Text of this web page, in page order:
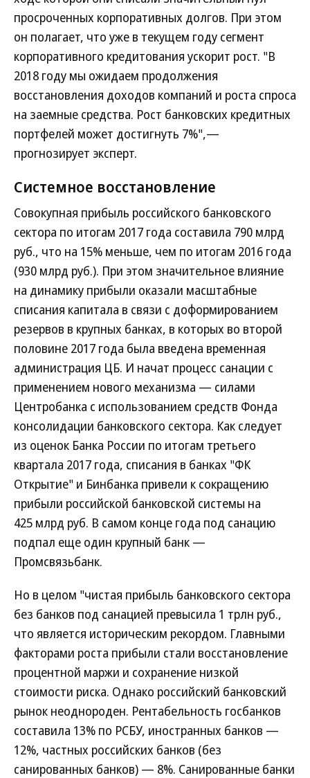
просроченных корпоративных долгов. При этом
он полагает, что уже в текущем году сегмент
корпоративного кредитования ускорит рост. "В
2018 году мы ожидаем продолжения
восстановления доходов компаний и роста спроса
на заемные средства. Рост банковских кредитных
портфелей может достигнуть 7%",—
прогнозирует эксперт.
Системное восстановление
Совокупная прибыль российского банковского
сектора по итогам 2017 года составила 790 млрд
руб., что на 15% меньше, чем по итогам 2016 года
(930 млрд руб.). При этом значительное влияние
на динамику прибыли оказали масштабные
списания капитала в связи с доформированием
резервов в крупных банках, в которых во второй
половине 2017 года была введена временная
администрация ЦБ. И начат процесс санации с
применением нового механизма — силами
Центробанка с использованием средств Фонда
консолидации банковского сектора. Как следует
из оценок Банка России по итогам третьего
квартала 2017 года, списания в банках "ФК
Открытие" и Бинбанка привели к сокращению
прибыли российской банковской системы на
425 млрд руб. В самом конце года под санацию
подпал еще один крупный банк —
Промсвязьбанк.
Но в целом "чистая прибыль банковского сектора
без банков под санацией превысила 1 трлн руб.,
что является историческим рекордом. Главными
факторами роста прибыли стали восстановление
процентной маржи и сохранение низкой
стоимости риска. Однако российский банковский
рынок неоднороден. Рентабельность госбанков
составила 13% по РСБУ, иностранных банков —
12%, частных российских банков (без
санированных банков) — 8%. Санированные банки